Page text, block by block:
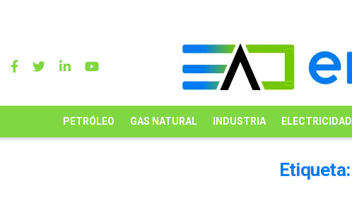
PETRÓLEO GAS NATURAL INDUSTRIA ELECTRICIDAD
Etiqueta: